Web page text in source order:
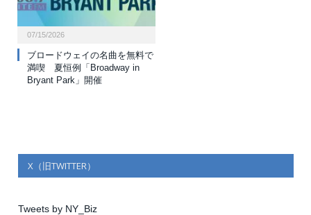
07/15/2026
ブロードウェイの名曲を無料で
満喫 夏恒例「Broadway in
Bryant Park」開催
X（旧TWITTER）
Tweets by NY_Biz